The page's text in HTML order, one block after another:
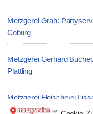
Metzgerei Grah:
Coburg
Metzgerei Gerhard
Plattling
Metzgerei Fleischerei